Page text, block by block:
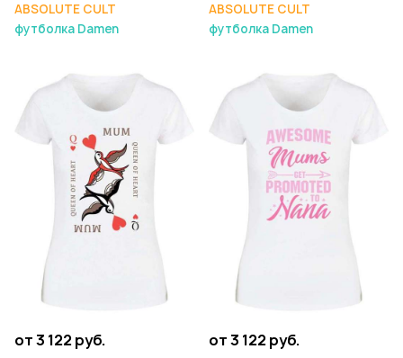
ABSOLUTE CULT
футболка Damen
ABSOLUTE CULT
футболка Damen
от 3 122 руб. от 3 122 руб.